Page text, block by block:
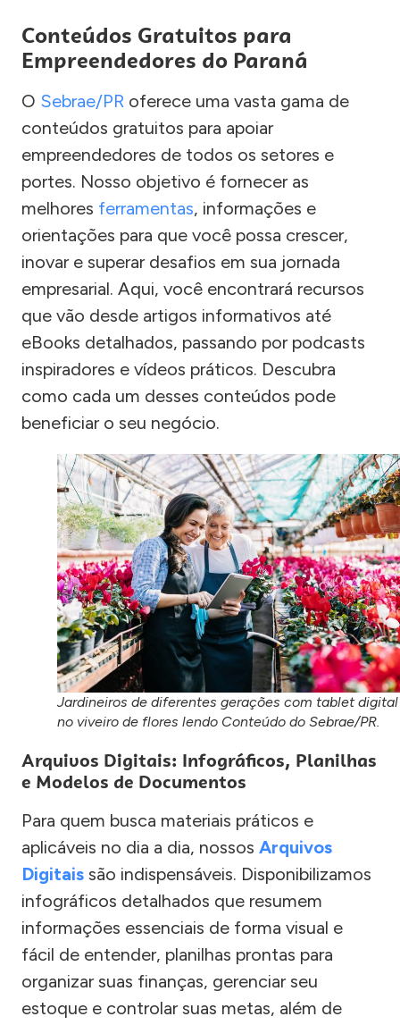
Conteúdos Gratuitos para
Empreendedores do Paraná
O Sebrae/PR oferece uma vasta gama de
conteúdos gratuitos para apoiar
empreendedores de todos os setores e
portes. Nosso objetivo é fornecer as
melhores ferramentas, informações e
orientações para que você possa crescer,
inovar e superar desafios em sua jornada
empresarial. Aqui, você encontrará recursos
que vão desde artigos informativos até
eBooks detalhados, passando por podcasts
inspiradores e vídeos práticos. Descubra
como cada um desses conteúdos pode
beneficiar o seu negócio.
Jardineiros de diferentes gerações com tablet digital
no viveiro de flores lendo Conteúdo do Sebrae/PR.
Arquivos Digitais: Infográficos, Planilhas
e Modelos de Documentos
Para quem busca materiais práticos e
aplicáveis no dia a dia, nossos Arquivos
Digitais são indispensáveis. Disponibilizamos
infográficos detalhados que resumem
informações essenciais de forma visual e
fácil de entender, planilhas prontas para
organizar suas finanças, gerenciar seu
estoque e controlar suas metas, além de